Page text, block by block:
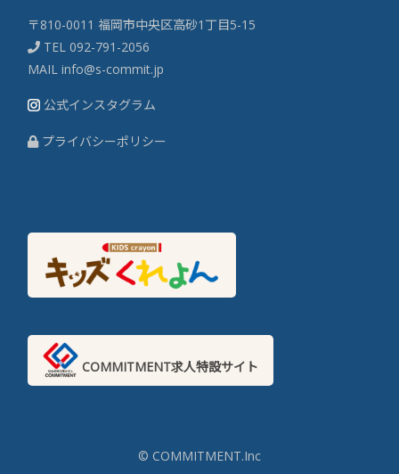
〒810-0011 福岡市中央区高砂1丁目5-15
TEL092-791-2056
MAILinfo@s-commit.jp
公式インスタグラム
プライバシーポリシー
COMMITMENT求人特設サイト
© COMMITMENT.Inc